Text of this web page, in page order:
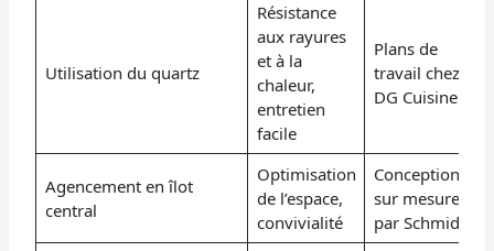
Utilisation du quartz
Résistance
aux rayures
et à la
chaleur,
entretien
facile
Plans de
travail chez
DG Cuisine
Agencement en îlot
central
Optimisation
de l’espace,
convivialité
Conception
sur mesure
par Schmidt